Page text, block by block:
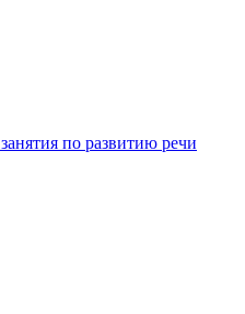
по развитию речи